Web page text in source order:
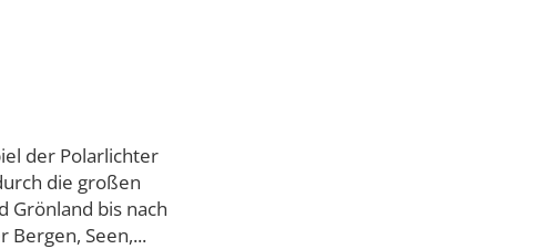
der Polarlichter
die großen
Grönland bis nach
Bergen, Seen,...